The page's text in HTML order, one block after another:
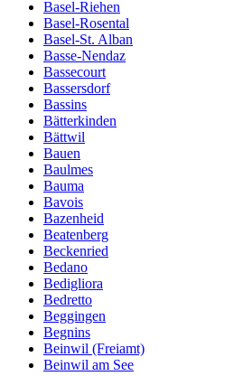
Basel-Riehen
Basel-Rosental
Basel-St. Alban
Basse-Nendaz
Bassecourt
Bassersdorf
Bassins
Bätterkinden
Bättwil
Bauen
Baulmes
Bauma
Bavois
Bazenheid
Beatenberg
Beckenried
Bedano
Bedigliora
Bedretto
Beggingen
Begnins
Beinwil (Freiamt)
Beinwil am See